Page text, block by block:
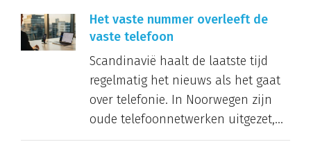
Het vaste nummer overleeft de
vaste telefoon
Scandinavië haalt de laatste tijd
regelmatig het nieuws als het gaat
over telefonie. In Noorwegen zijn
oude telefoonnetwerken uitgezet,...